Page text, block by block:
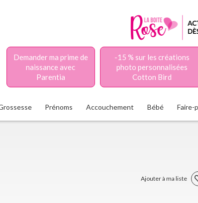
Demander ma prime de
naissance avec
Parentia
-15 % sur les créations
photo personnalisées
Cotton Bird
Prénoms Accouchement Bébé Faire-
Ajouter à ma liste